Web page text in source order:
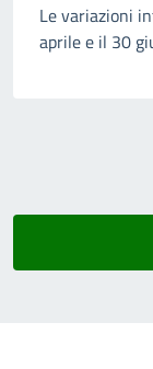
Le variazioni
aprile e il 30